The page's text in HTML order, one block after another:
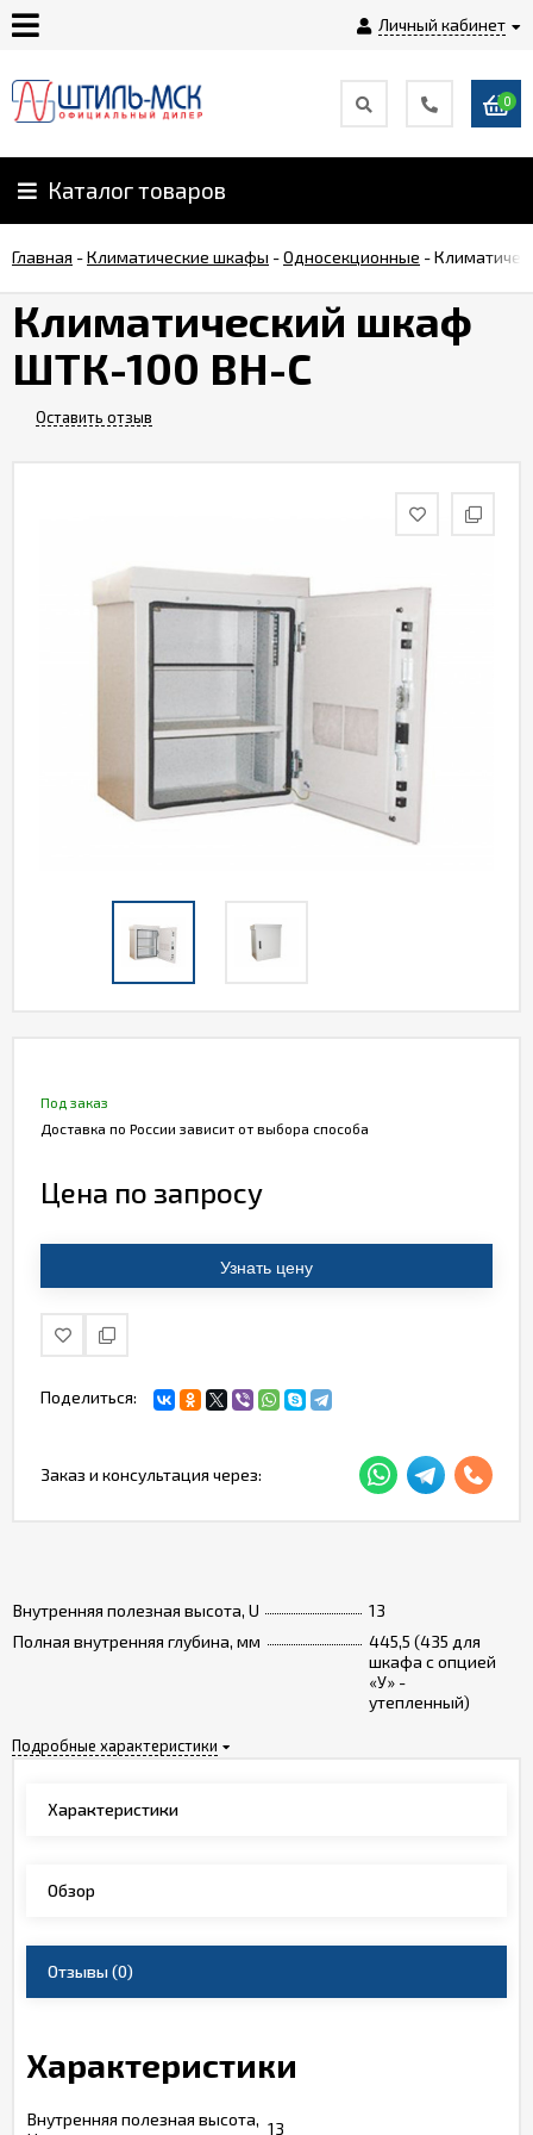
Личный кабинет
Главная
О
Оплата
Монтаж
0
Каталог товаров
Главная -Климатические шкафы -Односекционные -
Климатический шкаф
ШТК-100 ВН-С
Оставить отзыв
Внутренняя полезная высота, U
13
Полная внутренняя глубина, мм
445,5 (435 для
шкафа с опцией
«У» -
утепленный)
Подробные характеристики
Под заказ
Доставка по России зависит от выбора способа
Цена по запросу
Узнать цену
Поделиться:
Заказ и консультация через:
Характеристики
Обзор
Отзывы(0)
Характеристики
Внутренняя полезная высота, 13